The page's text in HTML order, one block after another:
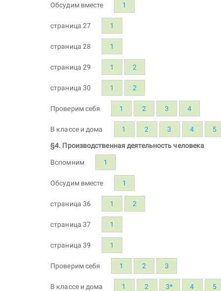
Обсудим вместе 1
страница 27 1
страница 28 1
страница 29 1 2
страница 30 1 2
Проверим себя 1 2 3 4
В классе и дома 1 2 3 4 5
§4. Производственная деятельность человека
Вспомним 1
Обсудим вместе 1
страница 36 1 2
страница 37 1
страница 39 1
Проверим себя 1 2 3
В классе и дома 1 2 3* 4 5